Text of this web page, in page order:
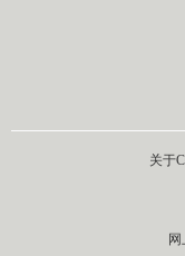
关于
网